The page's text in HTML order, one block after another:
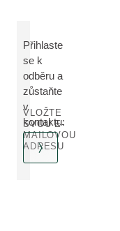
Přihlaste
se k
odběru a
zůstaňte
v
kontaktu:
VLOŽTE
SVOU E-
MAILOVOU
ADRESU